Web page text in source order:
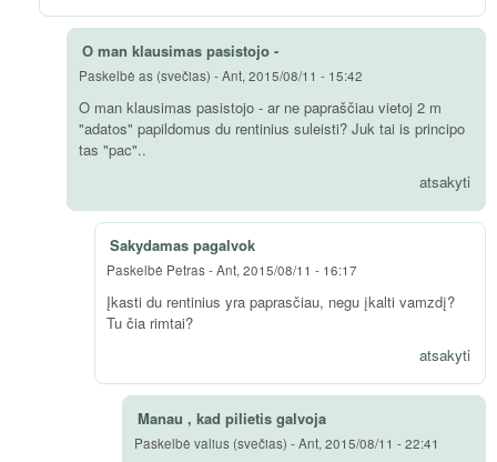
O man klausimas pasistojo -
Paskelbė as (svečias) -Ant, 2015/08/11 - 15:42
O man klausimas pasistojo - ar ne papraščiau vietoj 2 m
"adatos" papildomus du rentinius suleisti? Juk tai is principo
tas "pac"..
atsakyti
Sakydamas pagalvok
Paskelbė Petras-Ant, 2015/08/11 - 16:17
Įkasti du rentinius yra paprasčiau, negu įkalti vamzdį?
Tu čia rimtai?
atsakyti
Manau , kad pilietis galvoja
Paskelbė valius (svečias) -Ant, 2015/08/11 - 22:41